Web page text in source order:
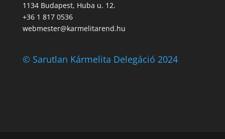
1134 Budapest, Huba u. 12.
+36 1 817 0536
webmester@karmelitarend.hu
© Sarutlan Kármelita Delegáció 2024